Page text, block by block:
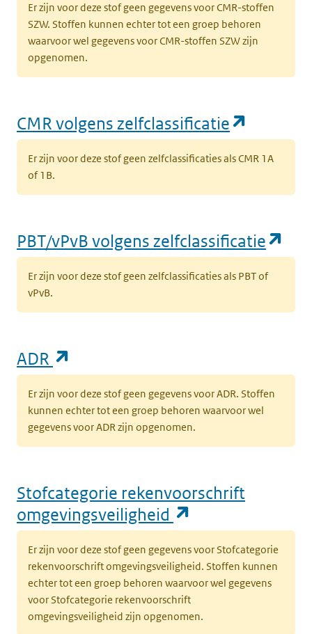
Er zijn voor deze stof geen gegevens voor CMR-stoffen
SZW. Stoffen kunnen echter tot een groep behoren
waarvoor wel gegevens voor CMR-stoffen SZW zijn
opgenomen.
CMR volgens zelfclassificatie
Er zijn voor deze stof geen zelfclassificaties als CMR 1A
of 1B.
PBT/vPvB volgens zelfclassificatie
Er zijn voor deze stof geen zelfclassificaties als PBT of
vPvB.
ADR
Er zijn voor deze stof geen gegevens voor ADR. Stoffen
kunnen echter tot een groep behoren waarvoor wel
gegevens voor ADR zijn opgenomen.
Stofcategorie rekenvoorschrift
omgevingsveiligheid
Er zijn voor deze stof geen gegevens voor Stofcategorie
rekenvoorschrift omgevingsveiligheid. Stoffen kunnen
echter tot een groep behoren waarvoor wel gegevens
voor Stofcategorie rekenvoorschrift
omgevingsveiligheid zijn opgenomen.